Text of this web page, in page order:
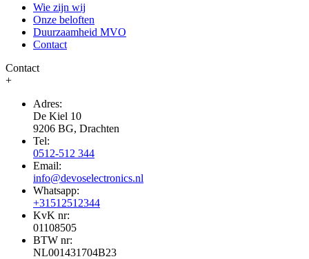
Wie zijn wij
Onze beloften
Duurzaamheid MVO
Contact
Contact
+
Adres:
De Kiel 10
9206 BG, Drachten
Tel:
0512-512 344
Email:
info@devoselectronics.nl
Whatsapp:
+31512512344
KvK nr:
01108505
BTW nr:
NL001431704B23